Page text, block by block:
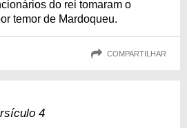
do rei tomaram o
temor de Mardoqueu.
COMPARTILHAR
4